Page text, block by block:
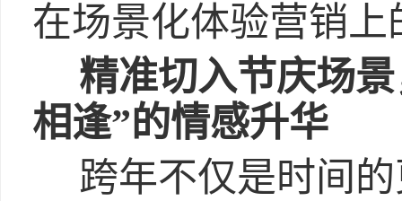
在场景化体验营销上
精准切入节庆场
相逢”的情感升华
跨年不仅是时间